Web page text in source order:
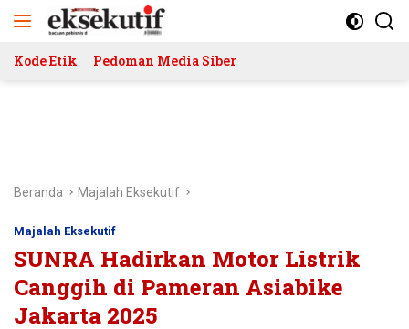
Kode Etik Pedoman Media Siber
Beranda Majalah Eksekutif
Majalah Eksekutif
SUNRA Hadirkan Motor Listrik
Canggih di Pameran Asiabike
Jakarta 2025